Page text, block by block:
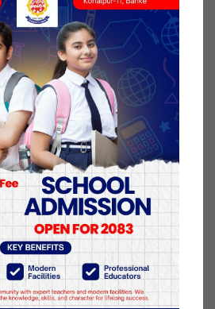
वर्ष २०७६÷०७७ को उक्त कार्यक्रम
पर्ने थियो ।
रकम लागतमा एउटा घर निर्माण
अन्तरगत आफुहरुले गर्ने काम
ढिला सुस्तिले आफुहरु हाल
बाध्य भएको मनिरामले बताए ।
नं १४ र १५ का चिडिमारहरुका
योजना केन्द्र र प्रदेश सरकारबाट
बस्ति निर्माणमा ठेकेदारले
प्रयोग गरेको र समयमै सम्पन्न
चिडिमारले बताए ।
कार्यक्रमकालागि घर धनीलाई